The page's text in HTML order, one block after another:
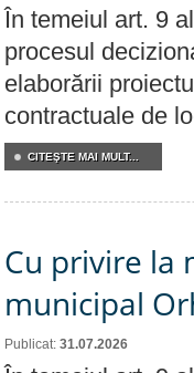
În temeiul art. 9
procesul
elaborării
contractuale de
CITEŞTE MAI MULT...
Cu privire la
municipal
Publicat: 31.07.2026